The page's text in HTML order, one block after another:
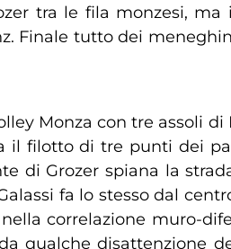
tra le fila monzesi, ma
Finale tutto dei
Monza con tre assoli di
il filotto di tre punti dei
di Grozer spiana la
fa lo stesso dal
correlazione muro-
qualche disattenzione